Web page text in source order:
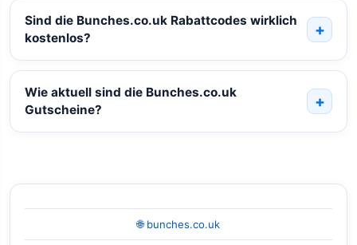
Sind die Bunches.co.uk Rabattcodes wirklich
kostenlos?
Wie aktuell sind die Bunches.co.uk
Gutscheine?
🌐 bunches.co.uk